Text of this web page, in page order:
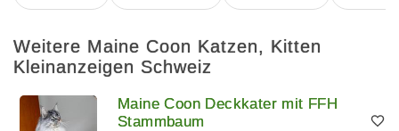
Weitere Maine Coon Katzen, Kitten
Kleinanzeigen Schweiz
Maine Coon Deckkater mit FFH
Stammbaum